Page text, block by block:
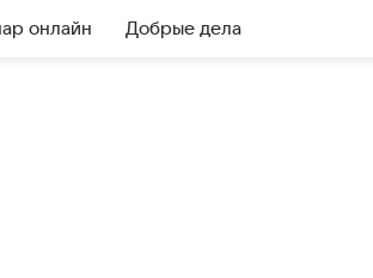
онлайн Добрые дела